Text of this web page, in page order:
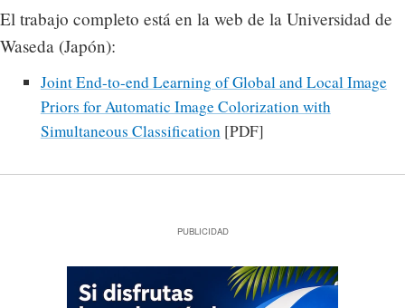
El trabajo completo está en la web de la Universidad de
Waseda (Japón):
Joint End-to-end Learning of Global and Local Image
Priors for Automatic Image Colorization with
Simultaneous Classification[PDF]
PUBLICIDAD